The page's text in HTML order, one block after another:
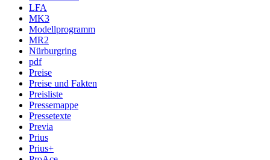
LFA
MK3
Modellprogramm
MR2
Nürburgring
pdf
Preise
Preise und Fakten
Preisliste
Pressemappe
Pressetexte
Previa
Prius
Prius+